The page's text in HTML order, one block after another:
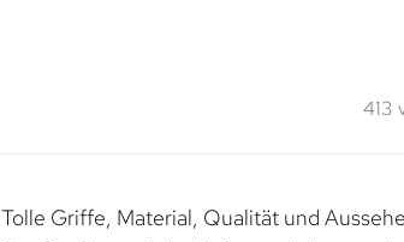
413
Tolle Griffe, Material, Qualität und